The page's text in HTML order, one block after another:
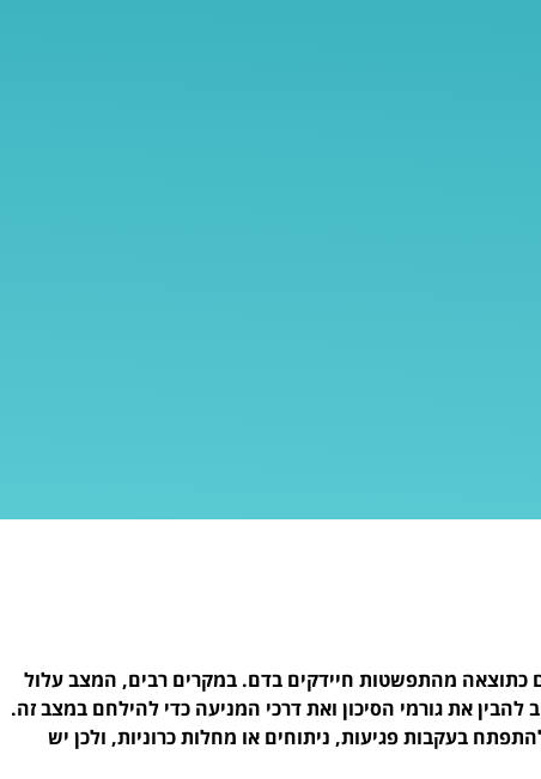
כתוצאה מהתפשטות חיידקים בדם. במקרים רבים, המצב עלול
להבין את גורמי הסיכון ואת דרכי המניעה כדי להילחם במצב זה.
בעקבות פגיעות, ניתוחים או מחלות כרוניות, ולכן יש